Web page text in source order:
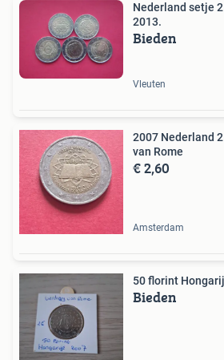
Nederland setje
2013.
Bieden
Vleuten
2007 Nederland
van Rome
€ 2,60
Amsterdam
50 florint
Bieden